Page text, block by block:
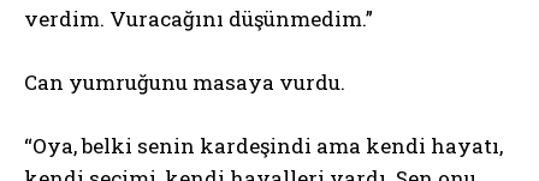
verdim. Vuracağını düşünmedim.”
Can yumruğunu masaya vurdu.
“Oya, belki senin kardeşindi ama kendi hayatı,